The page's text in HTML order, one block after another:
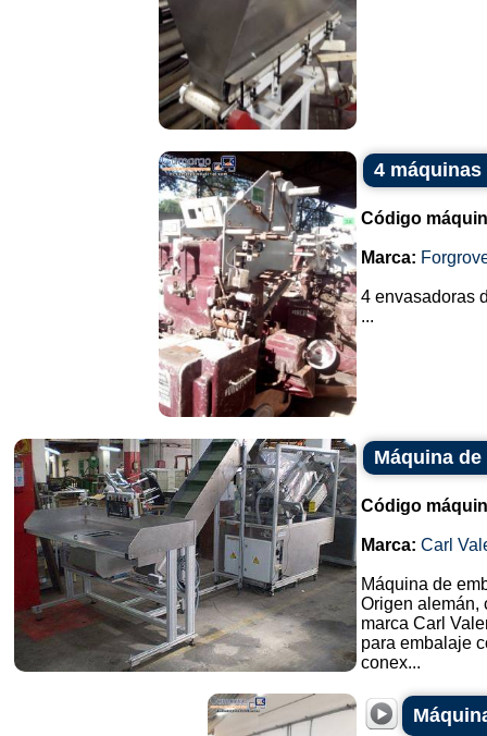
4
Código
Marca:
4 envasadoras
...
Máquina
Código
Marca: Carl
Máquina de
Origen alemán,
marca Carl
para embalaje
conex...